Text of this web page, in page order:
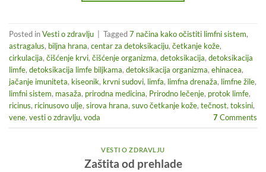
Posted inVesti o zdravlju Tagged7 načina kako očistiti limfni sistem,
astragalus, biljna hrana, centar za detoksikaciju, četkanje kože,
cirkulacija, čišćenje krvi, čišćenje organizma, detoksikacija, detoksikacija
limfe, detoksikacija limfe biljkama, detoksikacija organizma, ehinacea,
jačanje imuniteta, kiseonik, krvni sudovi, limfa, limfna drenaža, limfne žile,
limfni sistem, masaža, prirodna medicina, Prirodno lečenje, protok limfe,
ricinus, ricinusovo ulje, sirova hrana, suvo četkanje kože, tečnost, toksini,
vene, vesti o zdravlju, voda 7Comments
VESTI O ZDRAVLJU
Zaštita od prehlade